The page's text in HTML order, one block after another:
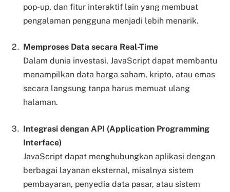
pop-up, dan fitur interaktif lain yang membuat
pengalaman pengguna menjadi lebih menarik.
Memproses Data secara Real-Time
Dalam dunia investasi, JavaScript dapat membantu
menampilkan data harga saham, kripto, atau emas
secara langsung tanpa harus memuat ulang
halaman.
Integrasi dengan API (Application Programming
Interface)
JavaScript dapat menghubungkan aplikasi dengan
berbagai layanan eksternal, misalnya sistem
pembayaran, penyedia data pasar, atau sistem